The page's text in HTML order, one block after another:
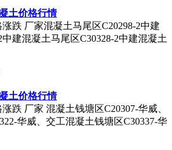
土价格行情
跌 厂家混凝土马尾区C20298-2中建
建混凝土马尾区C30328-2中建混凝土
土价格行情
跌 厂家 混凝土钱塘区C20307-华威、
华威、交工混凝土钱塘区C30337-华